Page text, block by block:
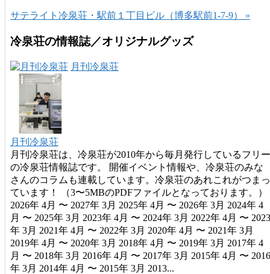
サテライト冷泉荘・駅前１丁目ビル（博多駅前1-7-9） »
冷泉荘の情報誌／オリジナルグッズ
月刊冷泉荘
月刊冷泉荘
月刊冷泉荘は、冷泉荘が2010年から毎月発行しているフリー
の冷泉荘情報誌です。 開催イベント情報や、冷泉荘のみな
さんのコラムも連載しています。冷泉荘のあれこれがつまっ
ています！ （3〜5MBのPDFファイルとなっております。）
2026年 4月 〜 2027年 3月 2025年 4月 〜 2026年 3月 2024年 4
月 〜 2025年 3月 2023年 4月 〜 2024年 3月 2022年 4月 〜 2023
年 3月 2021年 4月 〜 2022年 3月 2020年 4月 〜 2021年 3月
2019年 4月 〜 2020年 3月 2018年 4月 〜 2019年 3月 2017年 4
月 〜 2018年 3月 2016年 4月 〜 2017年 3月 2015年 4月 〜 2016
年 3月 2014年 4月 〜 2015年 3月 2013...